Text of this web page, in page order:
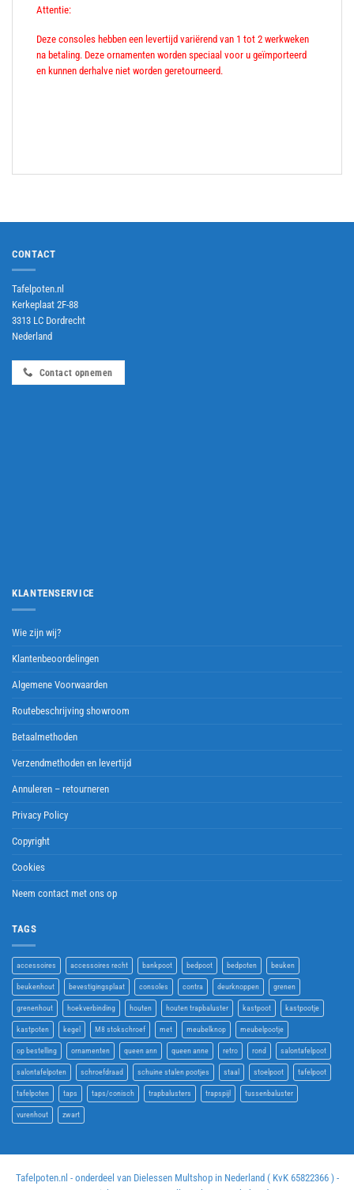
Attentie:
Deze consoles hebben een levertijd variërend van 1 tot 2 werkweken
na betaling. Deze ornamenten worden speciaal voor u geïmporteerd
en kunnen derhalve niet worden geretourneerd.
CONTACT
Tafelpoten.nl
Kerkeplaat 2F-88
3313 LC Dordrecht
Nederland
Contact opnemen
KLANTENSERVICE
Wie zijn wij?
Klantenbeoordelingen
Algemene Voorwaarden
Routebeschrijving showroom
Betaalmethoden
Verzendmethoden en levertijd
Annuleren – retourneren
Privacy Policy
Copyright
Cookies
Neem contact met ons op
TAGS
accessoires accessoires recht bankpoot bedpoot bedpoten beuken
beukenhout bevestigingsplaat consoles contra deurknoppen grenen
grenenhout hoekverbinding houten houten trapbaluster kastpoot kastpootje
kastpoten kegel M8 stokschroef met meubelknop meubelpootje
op bestelling ornamenten queen ann queen anne retro rond salontafelpoot
salontafelpoten schroefdraad schuine stalen pootjes staal stoelpoot tafelpoot
tafelpoten taps taps/conisch trapbalusters trapspijl tussenbaluster
vurenhout zwart
Tafelpoten.nl - onderdeel van Dielessen Multshop in Nederland ( KvK 65822366 ) -